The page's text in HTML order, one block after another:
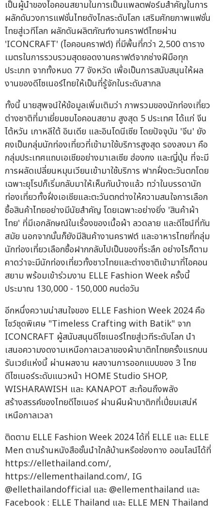
เป็นผู้นำของไอคอนสยามในการเป็นแพลตฟอร์มสำคัญในการ
ผลักดันวงการแฟชั่นไทยดังไกลระดับโลก เสริมศักยภาพแฟชั่น
ไทยสู่เวทีโลก ผลักดันผลิตภัณฑ์งานคราฟต์ไทยผ่าน
'ICONCRAFT' (ไอคอนคราฟต์) ที่มีพื้นที่กว่า 2,500 ตาราง
เมตรในการรวบรวมสุดยอดงานคราฟต์จากช่างฝีมือทุก
ประเภท จากทั้งหมด 77 จังหวัด เพื่อเป็นการสนับสนุนให้ผล
งานของดีไซเนอร์ไทยให้เป็นที่รู้จักในระดับสากล
ทั้งนี้ นายสุพจน์ให้ข้อมูลเพิ่มเติมว่า ภาพรวมของนักท่องเที่ยว
ต่างชาติที่มาเยี่ยมชมไอคอนสยาม สูงสุด 5 ประเทศ ได้แก่ จีน
ไต้หวัน เกาหลีใต้ อินเดีย และอินโดนีเซีย โดยปัจจุบัน 'จีน' ยัง
คงเป็นกลุ่มนักท่องเที่ยวที่เข้ามาใช้บริการสูงสุด รองลงมา คือ
กลุ่มประเทศแถบเอเชียอย่างมาเลเซีย ฮ่องกง และญี่ปุ่น ที่จะมี
การผลัดเปลี่ยนหมุนเวียนเข้ามาใช้บริการ ฟากฝั่งตะวันตกโดย
เฉพาะยุโรปก็เริ่มกลับมาให้เห็นกันบ้างแล้ว ทว่าในบรรดานัก
ท่องเที่ยวทั้งฝั่งเอเชียและตะวันตกต่างให้ความสนใจการเลือก
ซื้อสินค้าไทยอย่างมีนัยสำคัญ โดยเฉพาะอย่างยิ่ง 'สินค้าผ้า
ไทย' ที่มีเอกลักษณ์ในเรื่องของเนื้อผ้า ลวดลาย และดีไซน์ที่ทัน
สมัย นอกจากนั้นก็ยังมีสินค้างานคราฟต์ และอาหารไทยที่กลุ่ม
นักท่องเที่ยวเลือกซื้อฝากกลับไปเป็นของที่ระลึก อย่างไรก็ตาม
คาดว่าจะมีนักท่องเที่ยวทั้งชาวไทยและต่างชาติเข้ามาที่ไอคอน
สยาม พร้อมเข้าร่วมงาน ELLE Fashion Week ครั้งนี้
ประมาณ 130,000 - 150,000 คนต่อวัน
อีกหนึ่งความน่าสนใจของ ELLE Fashion Week 2024 คือ
โชว์ชุดพิเศษ "Timeless Crafting with Batik" จาก
ICONCRAFT ผู้สนับสนุนดีไซเนอร์ไทยสู่เวทีระดับโลก นำ
เสนอความงดงามเหนือกาลเวลาของผ้าบาติกไทยครั้งแรกบน
รันเวย์แห่งนี้ ผ่านผลงาน ผลงานการออกแบบของ 3 ไทย
ดีไซเนอร์ระดับแนวหน้า HOME Studio SHOP,
WISHARAWISH และ KANAPOT สะท้อนถึงพลัง
สร้างสรรค์ของไทยดีไซเนอร์ ผ่านผืนผ้าบาติกที่เปี่ยมเสน่ห์
เหนือกาลเวลา
ติดตาม ELLE Fashion Week 2024 ได้ที่ ELLE และ ELLE
Men ตามร้านหนังสือชั้นนำใกล้บ้านหรือช่องทาง ออนไลน์ได้ที่
https://ellethailand.com/,
https://ellementhailand.com/, IG
@ellethailandofficial และ @ellementhailand และ
Facebook : ELLE Thailand และ ELLE MEN Thailand